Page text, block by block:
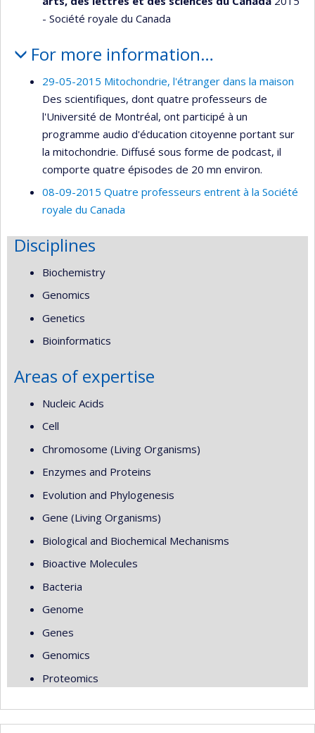
- Société royale du Canada
For more information…
29-05-2015 Mitochondrie, l'étranger dans la maison
Des scientifiques, dont quatre professeurs de
l'Université de Montréal, ont participé à un
programme audio d'éducation citoyenne portant sur
la mitochondrie. Diffusé sous forme de podcast, il
comporte quatre épisodes de 20 mn environ.
08-09-2015 Quatre professeurs entrent à la Société
royale du Canada
Disciplines
Biochemistry
Genomics
Genetics
Bioinformatics
Areas of expertise
Nucleic Acids
Cell
Chromosome (Living Organisms)
Enzymes and Proteins
Evolution and Phylogenesis
Gene (Living Organisms)
Biological and Biochemical Mechanisms
Bioactive Molecules
Bacteria
Genome
Genes
Genomics
Proteomics